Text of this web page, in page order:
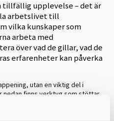
tillfällig upplevelse – det är
arbetslivet till
vilka kunskaper som
arbeta med
över vad de gillar, vad de
erfarenheter kan påverka
utan en viktig del i
nedan finns verktyg som stöttar
tillsammans med alla delar av
upplevelse.